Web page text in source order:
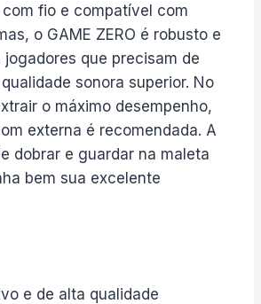
fio e compatível com
o GAME ZERO é robusto e
jogadores que precisam de
sonora superior. No
o máximo desempenho,
externa é recomendada. A
dobrar e guardar na maleta
bem sua excelente
e de alta qualidade